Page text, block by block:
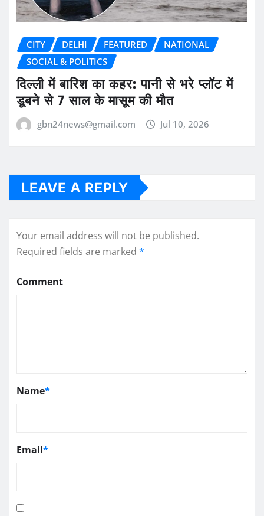
CITY DELHI FEATURED
NATIONAL
SOCIAL & POLITICS
दिल्ली में बारिश का कहर: पानी से भरे प्लॉट में
डूबने से 7 साल के मासूम की मौत
gbn24news@gmail.com Jul 10, 2026
LEAVE A REPLY
Your email address will not be published.
Required fields are marked *
Comment
Name*
Email*